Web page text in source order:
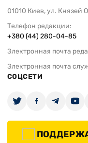
01010 Киев, ул. Князей
Телефон редакции:
+380 (44) 280-04-85
Электронная почта
Электронная почта
СОЦСЕТИ